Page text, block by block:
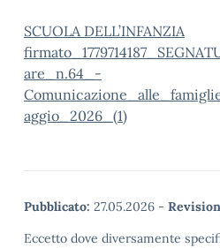
SCUOLA DELL’INFANZIA
are_n.64_-
aggio_2026_(1)
Pubblicato: 27.05.2026 -
Eccetto dove diversamente